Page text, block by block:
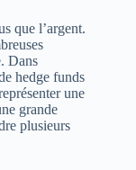
que l’argent.
Dans
hedge funds
une
grande
plusieurs